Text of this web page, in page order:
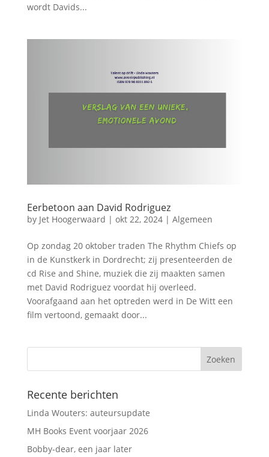
wordt Davids...
Eerbetoon aan David Rodriguez
by Jet Hoogerwaard | okt 22, 2024| Algemeen
Op zondag 20 oktober traden The Rhythm Chiefs op
in de Kunstkerk in Dordrecht; zij presenteerden de
cd Rise and Shine, muziek die zij maakten samen
met David Rodriguez voordat hij overleed.
Voorafgaand aan het optreden werd in De Witt een
film vertoond, gemaakt door...
Recente berichten
Linda Wouters: auteursupdate
MH Books Event voorjaar 2026
Bobby-dear, een jaar later